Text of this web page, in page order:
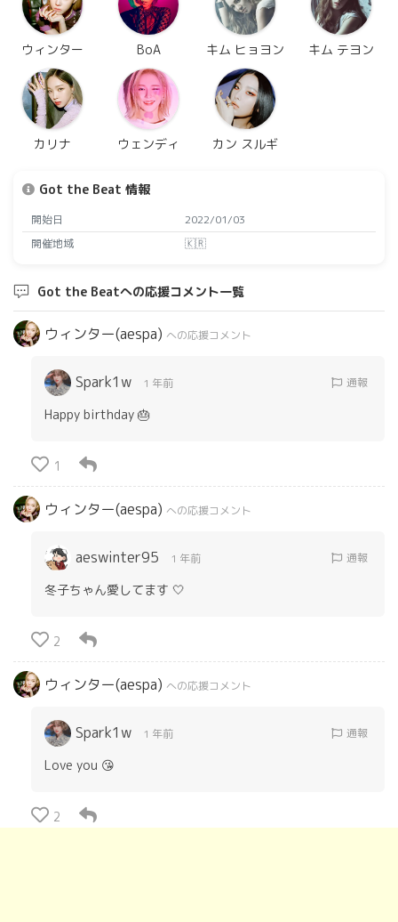
ウィンター BoA キム ヒョヨン キム テヨン
カリナ ウェンディ カン スルギ
Got the Beat 情報
開始日
2022/01/03
開催地域
🇰🇷
Got the Beatへの応援コメント一覧
ウィンター(aespa) への応援コメント
Spark1w 1 年前 通報
Happy birthday 🎂
1
ウィンター(aespa) への応援コメント
aeswinter95 1 年前 通報
冬子ちゃん愛してます 🤍
2
ウィンター(aespa) への応援コメント
Spark1w 1 年前 通報
Love you 😘
2